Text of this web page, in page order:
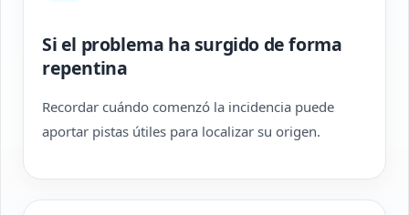
Si el problema ha surgido de forma
repentina
Recordar cuándo comenzó la incidencia puede
aportar pistas útiles para localizar su origen.